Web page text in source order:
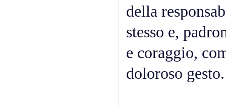
della
stesso e,
e coraggio,
doloroso